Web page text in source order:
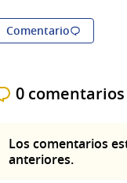
Comentario
0 comentarios
Los comentarios
anteriores.